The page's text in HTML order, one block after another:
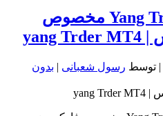
دانلود اندیکاتور Yang Trader مخصوص
| توسط رسول شعبانی | بدون